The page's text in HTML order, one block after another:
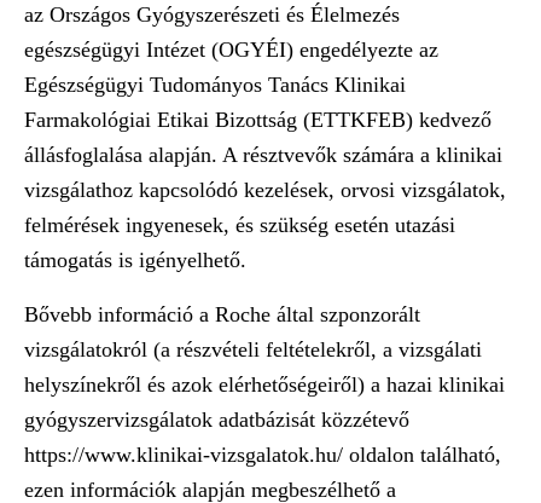
az Országos Gyógyszerészeti és Élelmezés
egészségügyi Intézet (OGYÉI) engedélyezte az
Egészségügyi Tudományos Tanács Klinikai
Farmakológiai Etikai Bizottság (ETTKFEB) kedvező
állásfoglalása alapján. A résztvevők számára a klinikai
vizsgálathoz kapcsolódó kezelések, orvosi vizsgálatok,
felmérések ingyenesek, és szükség esetén utazási
támogatás is igényelhető.
Bővebb információ a Roche által szponzorált
vizsgálatokról (a részvételi feltételekről, a vizsgálati
helyszínekről és azok elérhetőségeiről) a hazai klinikai
gyógyszervizsgálatok adatbázisát közzétevő
https://www.klinikai-vizsgalatok.hu/ oldalon található,
ezen információk alapján megbeszélhető a